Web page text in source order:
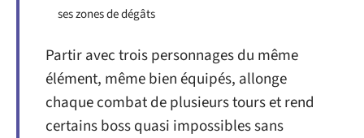
ses zones de dégâts
Partir avec trois personnages du même
élément, même bien équipés, allonge
chaque combat de plusieurs tours et rend
certains boss quasi impossibles sans